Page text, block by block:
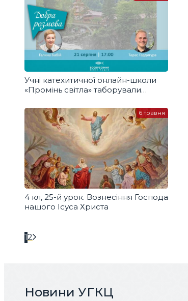
Учні катехитичної онлайн-школи
«Промінь світла» таборували
4 кл, 25-й урок. Вознесіння Господа
нашого Ісуса Христа
6 травня
12
Новини УГКЦ